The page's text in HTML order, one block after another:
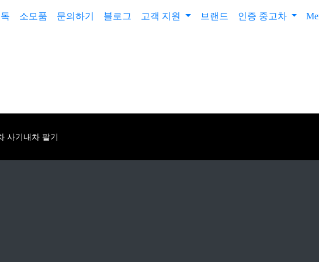
소모품 문의하기 블로그 고객 지원 브랜드 인증 중고차
사기 내차 팔기